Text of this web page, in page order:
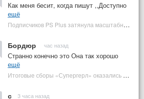
Как меня бесит, когда пишут ,,Доступно
ещё
Подписчиков PS Plus затянула масштабная RPG в духе Skyrim, которая доступна бесплатно | Plugged In Ru
Бордюр час назад
Странно конечно это Она так хорошо
ещё
Итоговые сборы «Супергерл» оказались худшими для DC за два десятилетия | Plugged In Ru
с 3 часа назад